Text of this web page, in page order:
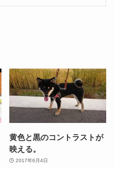
黄色と黒のコントラストが
映える。
2017年6月4日